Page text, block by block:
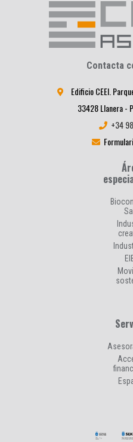
Contacta
Edificio CEEI.
33428 Llanera -
+34